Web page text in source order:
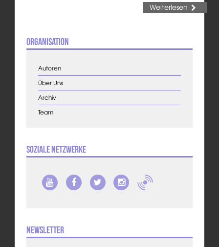
Weiterlesen
Organisation
Autoren
Über Uns
Archiv
Team
Soziale Netzwerke
Newsletter